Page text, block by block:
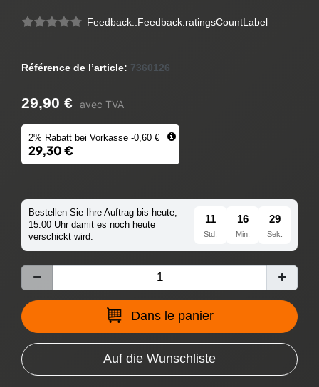
Feedback::Feedback.ratingsCountLabel
Référence de l’article: 7360126
29,90 € avec TVA
2% Rabatt bei Vorkasse -0,60 €
29,30 €
Bestellen Sie Ihre Auftrag bis heute,
15:00 Uhr damit es noch heute
verschickt wird.
11
Std.
16
Min.
29
Sek.
Dans le panier
Auf die Wunschliste